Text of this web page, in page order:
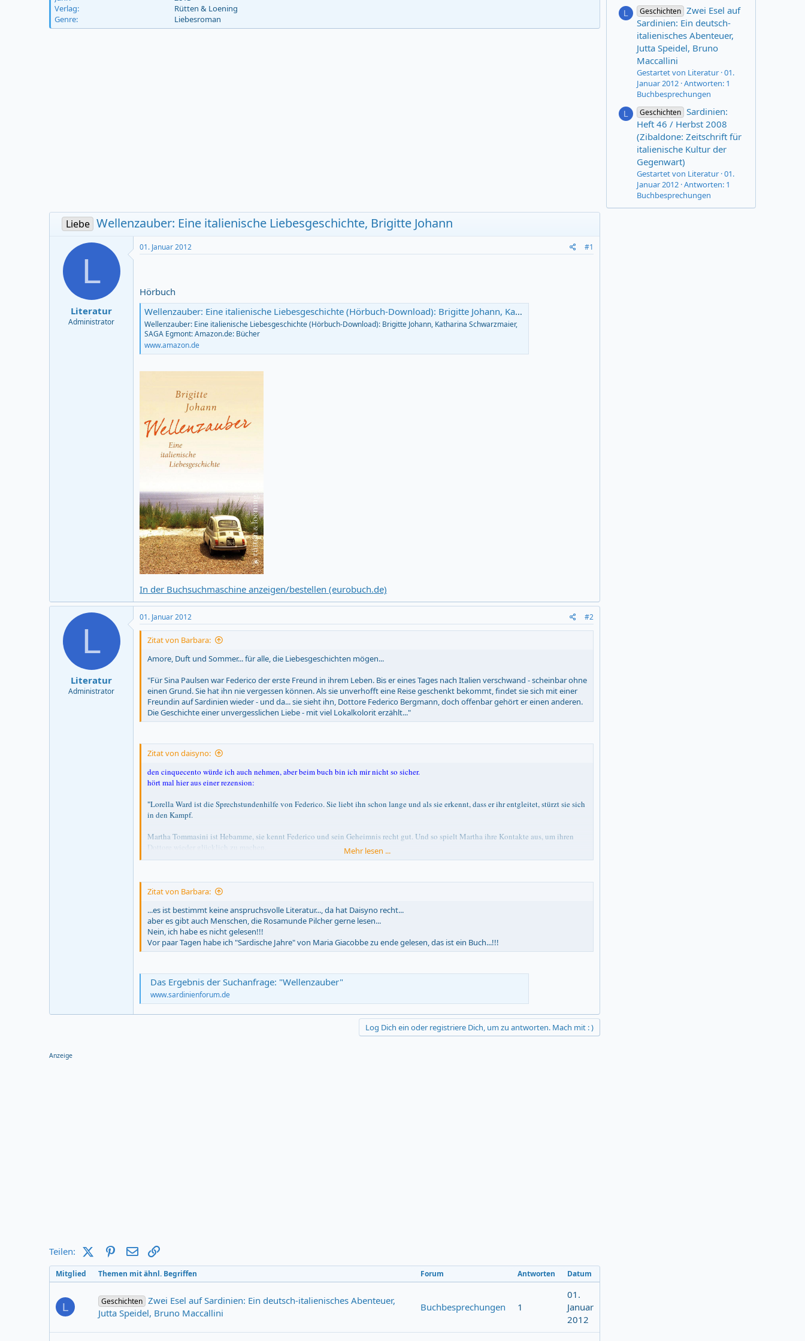
e
n
s
a
Verlag
Rütten & Loening
Genre
Liebesroman
Liebe Wellenzauber: Eine italienische Liebesgeschichte, Brigitte Johann
L
Literatur
Administrator
01. Januar 2012 #1
Hörbuch
Wellenzauber: Eine italienische Liebesgeschichte (Hörbuch-Download): Brigitte Johann, Katharina Schwarzmaier, SAGA Egmont: Amazon.de: Bücher
Wellenzauber: Eine italienische Liebesgeschichte (Hörbuch-Download): Brigitte Johann, Katharina Schwarzmaier,
SAGA Egmont: Amazon.de: Bücher
www.amazon.de
In der Buchsuchmaschine anzeigen/bestellen (eurobuch.de)
L
Literatur
Administrator
01. Januar 2012 #2
Zitat von Barbara:
Amore, Duft und Sommer... für alle, die Liebesgeschichten mögen...
"Für Sina Paulsen war Federico der erste Freund in ihrem Leben. Bis er eines Tages nach Italien verschwand - scheinbar ohne
einen Grund. Sie hat ihn nie vergessen können. Als sie unverhofft eine Reise geschenkt bekommt, findet sie sich mit einer
Freundin auf Sardinien wieder - und da... sie sieht ihn, Dottore Federico Bergmann, doch offenbar gehört er einen anderen.
Die Geschichte einer unvergesslichen Liebe - mit viel Lokalkolorit erzählt..."
Zitat von daisyno:
den cinquecento würde ich auch nehmen, aber beim buch bin ich mir nicht so sicher.
hört mal hier aus einer rezension:
"Lorella Ward ist die Sprechstundenhilfe von Federico. Sie liebt ihn schon lange und als sie erkennt, dass er ihr entgleitet, stürzt sie sich
in den Kampf.
Martha Tommasini ist Hebamme, sie kennt Federico und sein Geheimnis recht gut. Und so spielt Martha ihre Kontakte aus, um ihren
Dottore wieder glücklich zu machen.
Lieblingsschüler war. Und der Professor hat seine ganz eigenen Ideen mit Sina und Federico."
Mehr lesen ...
Zitat von Barbara:
...es ist bestimmt keine anspruchsvolle Literatur..., da hat Daisyno recht...
aber es gibt auch Menschen, die Rosamunde Pilcher gerne lesen...
Nein, ich habe es nicht gelesen!!!
Vor paar Tagen habe ich "Sardische Jahre" von Maria Giacobbe zu ende gelesen, das ist ein Buch...!!!
Das Ergebnis der Suchanfrage: "Wellenzauber"
www.sardinienforum.de
Log Dich ein oder registriere Dich, um zu antworten. Mach mit : )
Anzeige
Teilen: X (Twitter)Pinterest
E-Mail
Mitglied Themen mit ähnl. Begriffen Forum Antworten Datum
L Geschichten Zwei Esel auf Sardinien: Ein deutsch-italienisches Abenteuer,
Jutta Speidel, Bruno Maccallini
Buchbesprechungen 1
01.
Januar
2012
L Geschichten Zwei Esel auf
Sardinien: Ein deutsch-
italienisches Abenteuer,
Jutta Speidel, Bruno
Maccallini
Gestartet von Literatur 01.
Januar 2012 Antworten: 1
Buchbesprechungen
L Geschichten Sardinien:
Heft 46 / Herbst 2008
(Zibaldone: Zeitschrift für
italienische Kultur der
Gegenwart)
Gestartet von Literatur 01.
Januar 2012 Antworten: 1
Buchbesprechungen